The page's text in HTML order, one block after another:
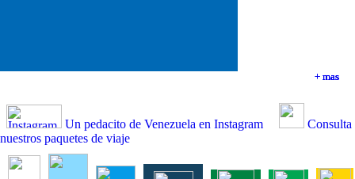
+ mas
+ mas
+ mas
+ mas
Un pedacito de Venezuela en Instagram
Consulta
nuestros paquetes de viaje